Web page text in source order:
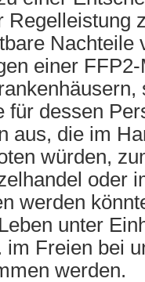
Regelleistung
Nachteile
einer
für dessen
aus, die im
würden,
oder
werden
unter
im Freien bei
werden.